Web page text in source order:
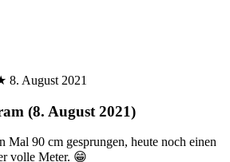
8. August 2021
(8. August 2021)
Mal 90 cm gesprungen, heute noch einen
volle Meter. 😁